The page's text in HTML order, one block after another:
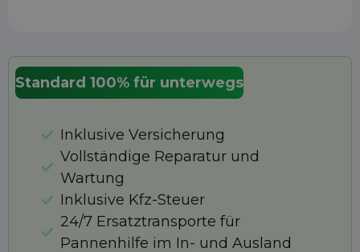
Standard 100% für unterwegs
Inklusive Versicherung
Vollständige Reparatur und
Wartung
Inklusive Kfz-Steuer
24/7 Ersatztransporte für
Pannenhilfe im In- und Ausland